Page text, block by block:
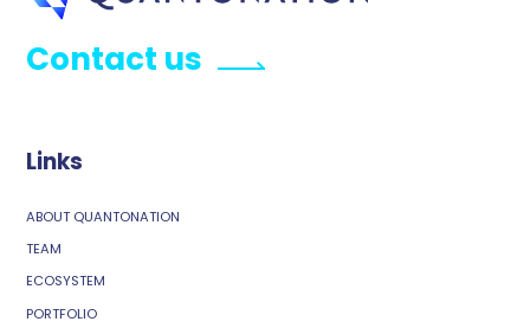
Contact us
Links
ABOUT QUANTONATION
TEAM
ECOSYSTEM
PORTFOLIO